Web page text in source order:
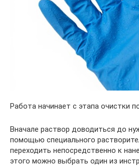
Работа начинает с этапа очистки
Вначале раствор доводиться до
помощью специального
переходить непосредственно к
этого можно выбрать один из